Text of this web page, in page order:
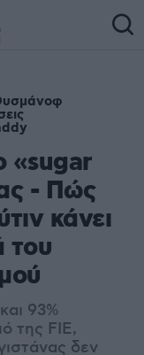
«sugar
- Πώς
κάνει
του
93%
της FIE,
δεν